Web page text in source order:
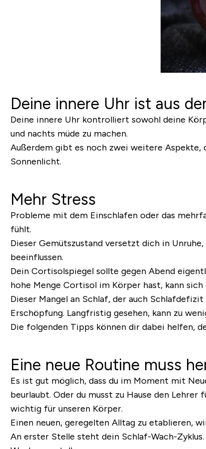
Deine innere Uhr ist aus
Deine innere Uhr kontrolliert sowohl deine
und nachts müde zu machen.
Außerdem gibt es noch zwei weitere Aspekte,
Sonnenlicht.
Mehr Stress
Probleme mit dem Einschlafen oder das
fühlt.
Dieser Gemütszustand versetzt dich in
beeinflussen.
Dein Cortisolspiegel sollte gegen Abend
hohe Menge Cortisol im Körper hast, kann
Dieser Mangel an Schlaf, der auch
Erschöpfung. Langfristig gesehen, kann zu
Die folgenden Tipps können dir dabei helfen,
Eine neue Routine muss
Es ist gut möglich, dass du im Moment mit
beurlaubt. Oder du musst zu Hause den
wichtig für unseren Körper.
Einen neuen, geregelten Alltag zu etablieren,
An erster Stelle steht dein Schlaf-Wach-